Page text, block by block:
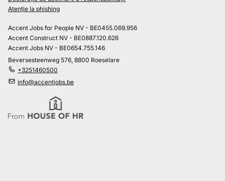
Atenție la phishing
Accent Jobs for People NV - BE0455.069.956
Accent Construct NV - BE0887.120.626
Accent Jobs NV - BE0654.755.146
Beversesteenweg 576, 8800 Roeselare
+3251460500
info@accentjobs.be